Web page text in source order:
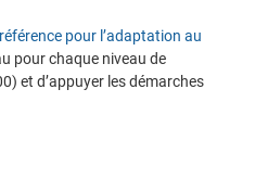
pour l’adaptation au
pour chaque niveau de
et d’appuyer les démarches